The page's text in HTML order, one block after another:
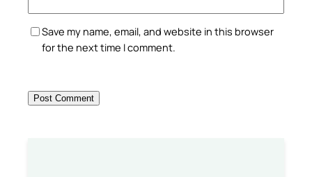
Save my name, email, and website in this browser
for the next time I comment.